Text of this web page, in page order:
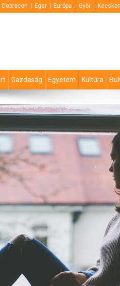
Debrecen Eger Európa Győr
Gazdaság Egyetem Kultúra